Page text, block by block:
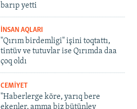
barıp yetti
İNSAN AQLARI
"Qırım birdemligi" işini toqtattı,
tintüv ve tutuvlar ise Qırımda daa
çoq oldı
CEMİYET
"Haberlerge köre, yarıq bere
ekenler, amma biz bütünley